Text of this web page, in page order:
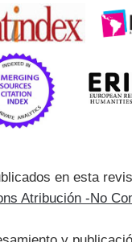
en esta
Atribución -No